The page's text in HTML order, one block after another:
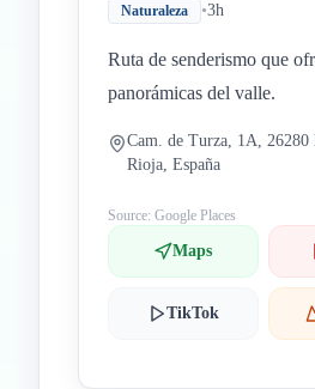
Naturaleza •3h
Ruta de senderismo que
panorámicas del valle.
Cam. de Turza, 1A, 26280
Rioja, España
Source: Google Places
Maps
TikTok